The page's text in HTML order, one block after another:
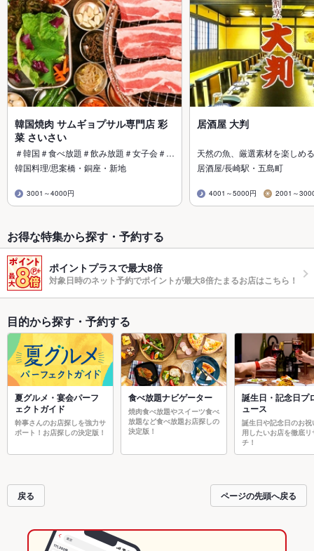
韓国焼肉 サムギョプサル専門店 彩
菜 さいさい
＃韓国＃食べ放題＃飲み放題＃女子会＃…
韓国料理/思案橋・銅座・新地
3001～4000円
居酒屋 大判
天然の魚、厳選素材を楽しめ
居酒屋/長崎駅・五島町
4001～5000円 2001～
お得な特集から探す・予約する
ポイントプラスで最大8倍
対象日時のネット予約でポイントが最大8倍たまるお店はこちら！
目的から探す・予約する
夏グルメ・宴会パーフ
ェクトガイド
幹事さんのお店探しを強力サ
ポート！お店探しの決定版！
食べ放題ナビゲーター
焼肉食べ放題やスイーツ食べ
放題など食べ放題お店探しの
決定版！
誕生日・記念日プ
ュース
誕生日や記念日のお祝
用したいお店を徹底リ
チ！
戻る ページの先頭へ戻る